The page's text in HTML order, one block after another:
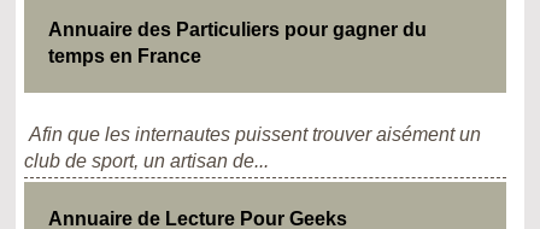
Annuaire des Particuliers pour gagner du
temps en France
Afin que les internautes puissent trouver aisément un
club de sport, un artisan de...
Annuaire de Lecture Pour Geeks